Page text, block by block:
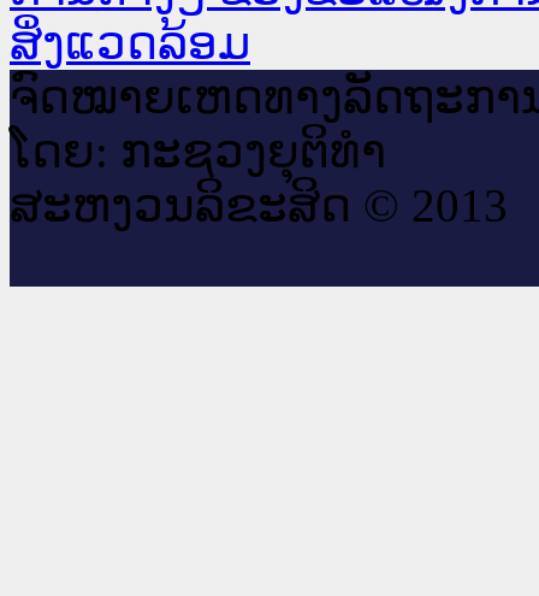
ສິ່ງແວດລ້ອມ
ຈົດ​ໝາຍ​ເຫດ​ທາງ​ລັດ​ຖະ​ກາ
ໂດຍ: ກະ​ຊວງຍຸ​ຕິ​ທຳ
ສະ​ຫງວນ​ລິ​ຂະ​ສິດ © 2013